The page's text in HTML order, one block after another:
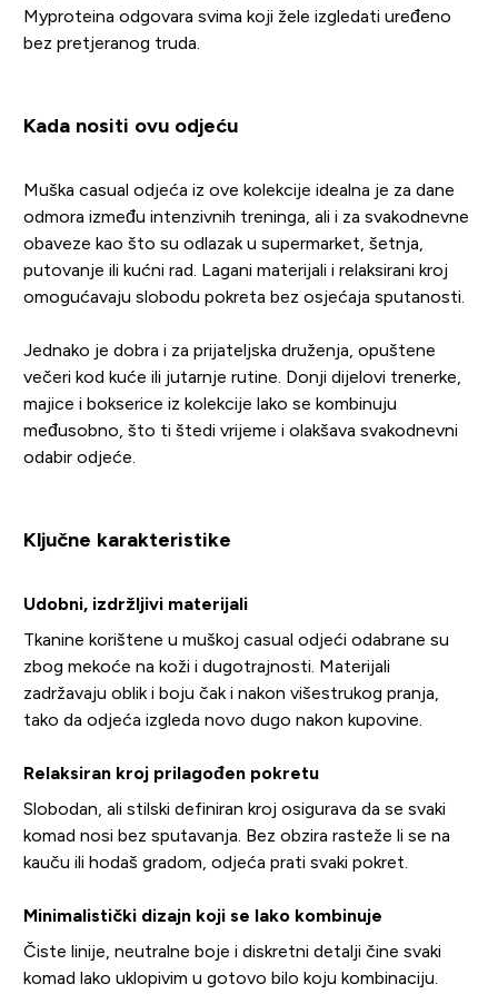
Myproteina odgovara svima koji žele izgledati uređeno
bez pretjeranog truda.
Kada nositi ovu odjeću
Muška casual odjeća iz ove kolekcije idealna je za dane
odmora između intenzivnih treninga, ali i za svakodnevne
obaveze kao što su odlazak u supermarket, šetnja,
putovanje ili kućni rad. Lagani materijali i relaksirani kroj
omogućavaju slobodu pokreta bez osjećaja sputanosti.
Jednako je dobra i za prijateljska druženja, opuštene
večeri kod kuće ili jutarnje rutine. Donji dijelovi trenerke,
majice i bokserice iz kolekcije lako se kombinuju
međusobno, što ti štedi vrijeme i olakšava svakodnevni
odabir odjeće.
Ključne karakteristike
Udobni, izdržljivi materijali
Tkanine korištene u muškoj casual odjeći odabrane su
zbog mekoće na koži i dugotrajnosti. Materijali
zadržavaju oblik i boju čak i nakon višestrukog pranja,
tako da odjeća izgleda novo dugo nakon kupovine.
Relaksiran kroj prilagođen pokretu
Slobodan, ali stilski definiran kroj osigurava da se svaki
komad nosi bez sputavanja. Bez obzira rasteže li se na
kauču ili hodaš gradom, odjeća prati svaki pokret.
Minimalistički dizajn koji se lako kombinuje
Čiste linije, neutralne boje i diskretni detalji čine svaki
komad lako uklopivim u gotovo bilo koju kombinaciju.